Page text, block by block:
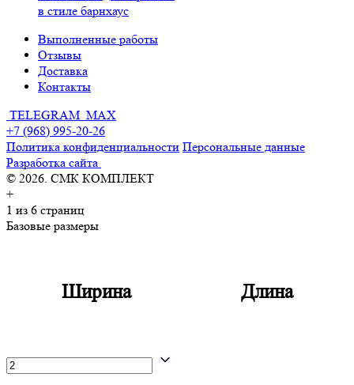
в стиле барнхаус
Выполненные работы
Отзывы
Доставка
Контакты
TELEGRAM MAX
+7 (968) 995-20-26
Политика конфиденциальности Персональные данные
Разработка сайта
© 2026. СМК КОМПЛЕКТ
+
1 из 6 страниц
Базовые размеры
Ширина Длина